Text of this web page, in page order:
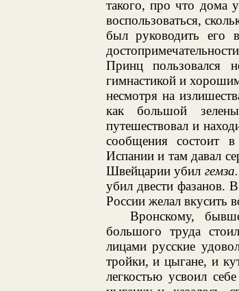
такого, про что дома
воспользоваться,
был руководить
Принц пользовался
гимнастикой и
несмотря на
как большой
путешествовал и
сообщения состоит
Испании и там давал
Швейцарии убил гемза.
убил двести фазанов.
России желал вкусить
Вронскому,
большого труда
лицами русские
тройки, и цыгане, и
легкостью усвоил